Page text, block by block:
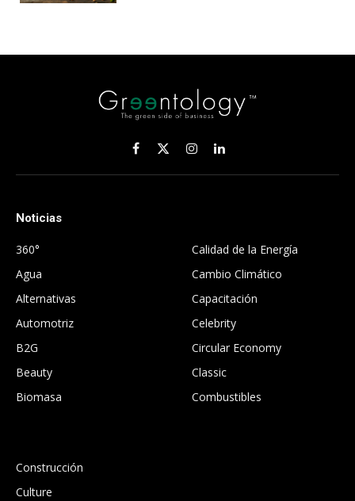
Facebook
X
(Twitter)
InstagramLinkedIn
Noticias
360°
Agua
Alternativas
Automotriz
B2G
Beauty
Biomasa
Calidad de la Energía
Cambio Climático
Capacitación
Celebrity
Circular Economy
Classic
Combustibles
Construcción
Culture